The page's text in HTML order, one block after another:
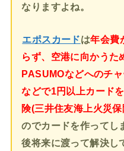
なりますよね。
エポスカードは年会費
らず、空港に向かう
PASUMOなどへのチ
などで1円以上カード
険(三井住友海上火災
のでカードを作ってし
後将来に渡って解決し